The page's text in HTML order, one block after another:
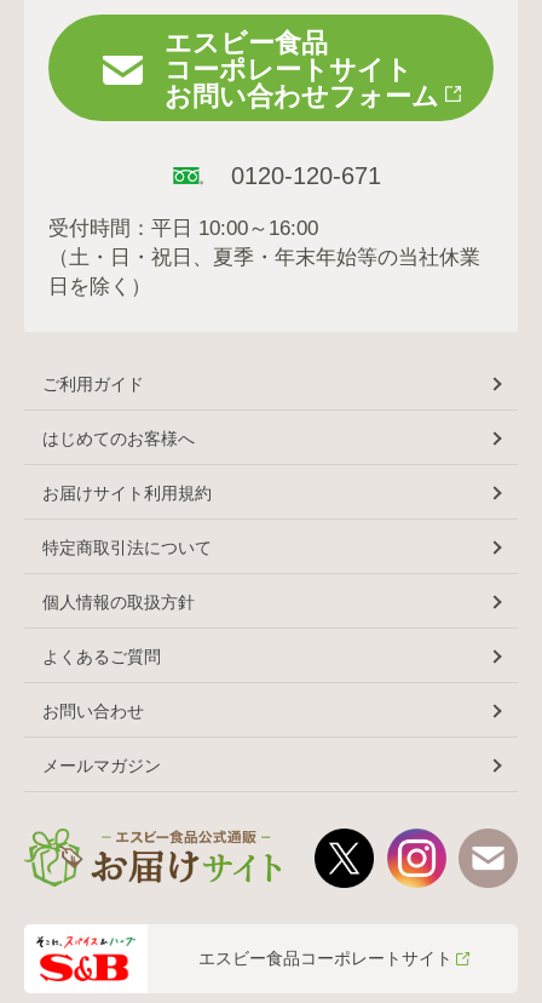
エスビー食品
コーポレートサイト
お問い合わせフォーム
0120-120-671
受付時間：平日 10:00～16:00
（土・日・祝日、夏季・年末年始等の当社休業
日を除く）
ご利用ガイド
はじめてのお客様へ
お届けサイト利用規約
特定商取引法について
個人情報の取扱方針
よくあるご質問
お問い合わせ
メールマガジン
エスビー食品コーポレートサイト